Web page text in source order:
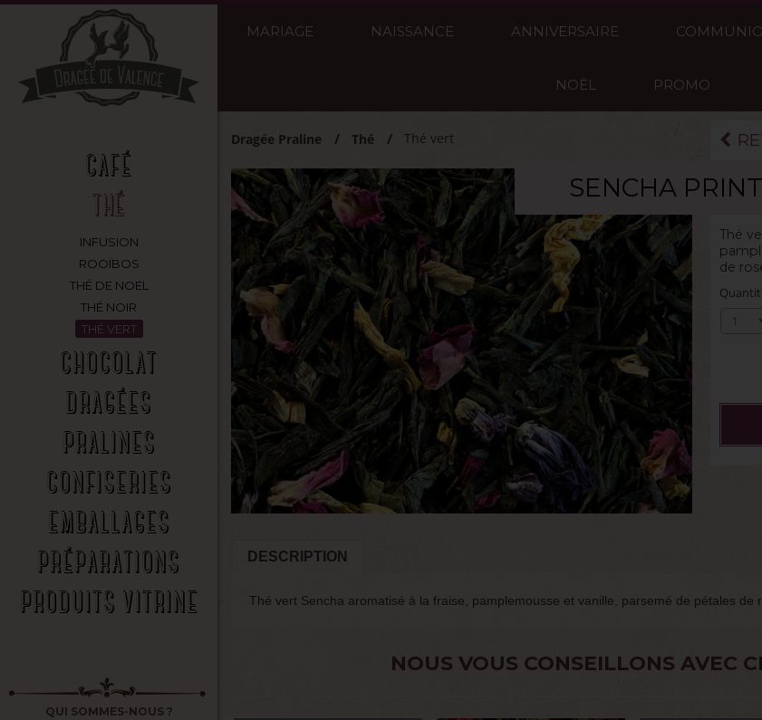
CAFÉ
THÉ
INFUSION
ROOÏBOS
THÉ DE NOEL
THÉ NOIR
THÉ VERT
CHOCOLAT
DRAGÉES
PRALINES
CONFISERIES
EMBALLAGES
PRÉPARATIONS
PRODUITS VITRINE
QUI SOMMES-NOUS ?
MARIAGE NAISSANCE ANNIVERSAIRE
NOËL PROMO
SENCHA
Dragée Praline Thé Thé vert
Thé
de
DESCRIPTION
Thé vert Sencha aromatisé à la fraise, pamplemousse et vanille, parsemé de pétales de
NOUS VOUS CONSEILLONS AVEC